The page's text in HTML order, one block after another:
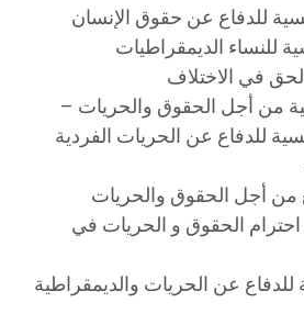
للدفاع عن حقوق الإنسان
للنساء الديمقراطيات
في الاختلاف
من أجل الحقوق والحريات –
للدفاع عن الحريات الفردية
من أجل الحقوق والحريات
الحقوق و الحريات في
للدفاع عن الحريات والديمقراطية